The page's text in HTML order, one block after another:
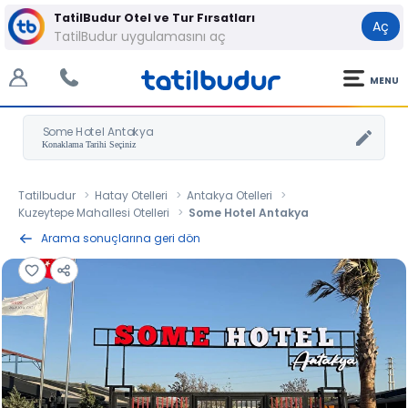
TatilBudur Otel ve Tur Fırsatları
TatilBudur uygulamasını aç
Aç
MENU
Some Hotel Antakya
Tatilbudur Hatay Otelleri
Antakya Otelleri
Kuzeytepe Mahallesi Otelleri
Some Hotel Antakya
Arama sonuçlarına geri dön